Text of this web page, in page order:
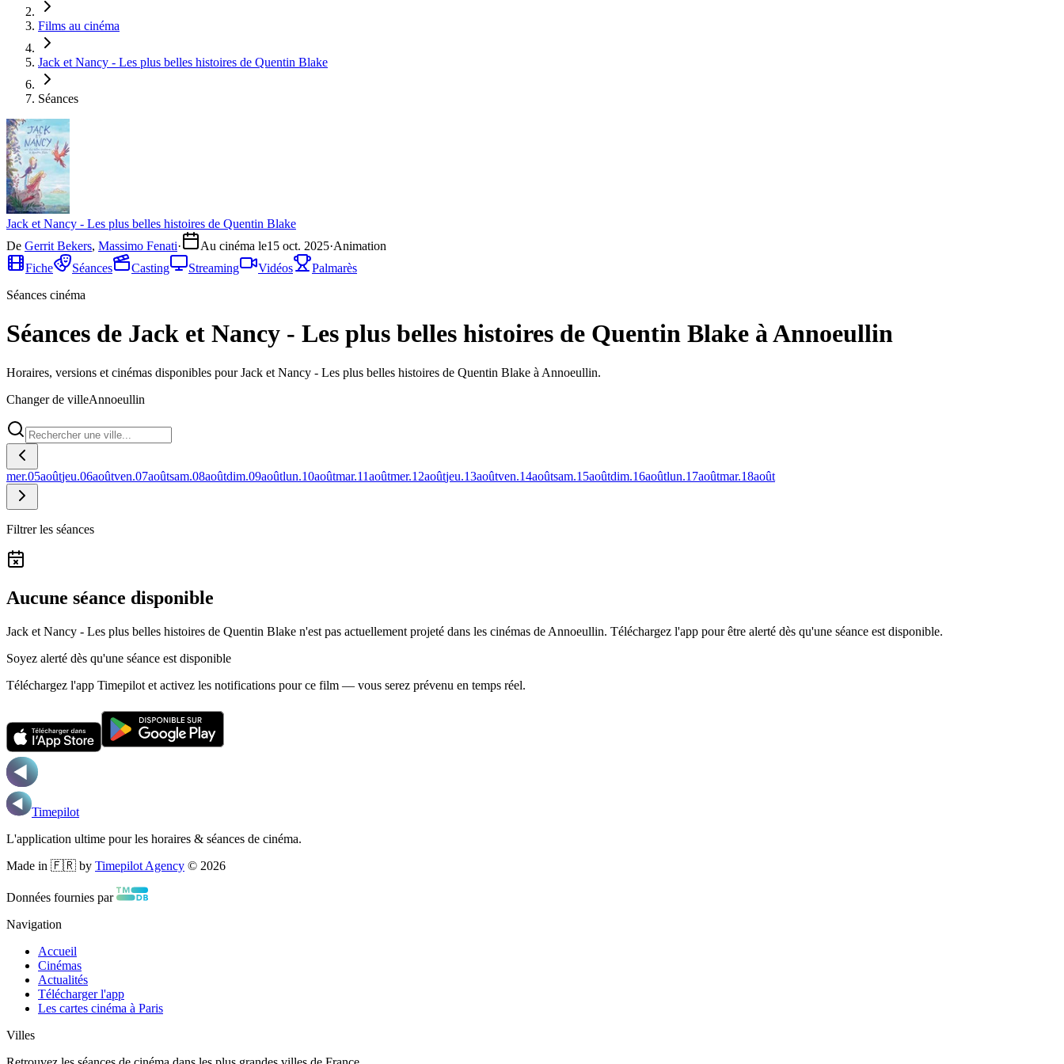
Films au cinéma
Jack et Nancy - Les plus belles histoires de Quentin Blake
Séances
Jack et Nancy - Les plus belles histoires de Quentin Blake
De Gerrit Bekers, Massimo Fenati· Au cinéma le15 oct. 2025·Animation
Fiche
Séances Casting Streaming Vidéos
Palmarès
Séances cinéma
Séances de Jack et Nancy - Les plus belles histoires de Quentin Blake à Annoeullin
Horaires, versions et cinémas disponibles pour Jack et Nancy - Les plus belles histoires de Quentin Blake à Annoeullin.
Changer de villeAnnoeullin
mer.05aoûtjeu.06aoûtven.07aoûtsam.08aoûtdim.09aoûtlun.10aoûtmar.11aoûtmer.12aoûtjeu.13aoûtven.14aoûtsam.15aoûtdim.16aoûtlun.17aoûtmar.18août
Filtrer les séances
Aucune séance disponible
Jack et Nancy - Les plus belles histoires de Quentin Blake n'est pas actuellement projeté dans les cinémas de Annoeullin. Téléchargez l'app pour être alerté dès qu'une séance est disponible.
Soyez alerté dès qu'une séance est disponible
Téléchargez l'app Timepilot et activez les notifications pour ce film — vous serez prévenu en temps réel.
Timepilot
L'application ultime pour les horaires & séances de cinéma.
Made in 🇫🇷 by Timepilot Agency © 2026
Données fournies par
Navigation
Accueil
Cinémas
Actualités
Télécharger l'app
Les cartes cinéma à Paris
Villes